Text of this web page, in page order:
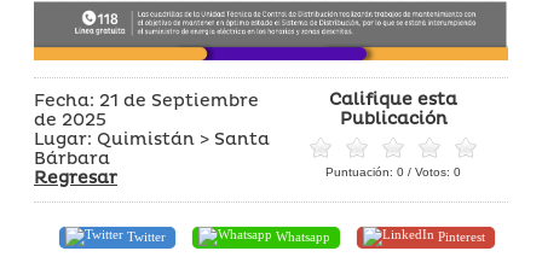
Fecha: 21 de Septiembre
de 2025
Lugar: Quimistán > Santa
Bárbara
Regresar
Califique esta
Publicación
Puntuación: 0 / Votos: 0
Twitter Whatsapp Pinterest